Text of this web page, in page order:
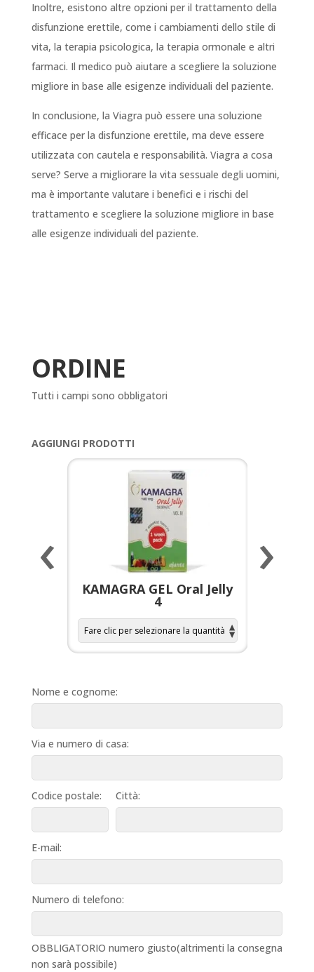
Inoltre, esistono altre opzioni per il trattamento della
disfunzione erettile, come i cambiamenti dello stile di
vita, la terapia psicologica, la terapia ormonale e altri
farmaci. Il medico può aiutare a scegliere la soluzione
migliore in base alle esigenze individuali del paziente.
In conclusione, la Viagra può essere una soluzione
efficace per la disfunzione erettile, ma deve essere
utilizzata con cautela e responsabilità. Viagra a cosa
serve? Serve a migliorare la vita sessuale degli uomini,
ma è importante valutare i benefici e i rischi del
trattamento e scegliere la soluzione migliore in base
alle esigenze individuali del paziente.
ORDINE
Tutti i campi sono obbligatori
AGGIUNGI PRODOTTI
KAMAGRA GEL Oral Jelly
4
‹ ›
Nome e cognome:
Via e numero di casa:
Codice postale: Città:
E-mail:
Numero di telefono:
OBBLIGATORIO numero giusto(altrimenti la consegna
non sarà possibile)